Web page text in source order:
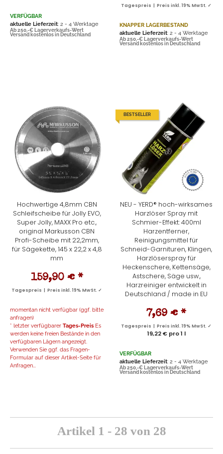
VERFÜGBAR
aktuelle Lieferzeit: 2 - 4 Werktage
Ab 250,-€ Lagerverkaufs-Wert
Versand kostenlos in Deutschland
Tagespreis | Preis inkl. 19% MwSt. ✓
KNAPPER LAGERBESTAND
aktuelle Lieferzeit: 2 - 4 Werktage
Ab 250,-€ Lagerverkaufs-Wert
Versand kostenlos in Deutschland
Hochwertige 4,8mm CBN
Schleifscheibe für Jolly EVO,
Super Jolly, MAXX Pro etc.,
original Markusson CBN
Profi-Scheibe mit 22,2mm,
für Sägekette, 145 x 22,2 x 4,8
mm
159,90 € *
Tagespreis | Preis inkl. 19% MwSt. ✓
momentan nicht verfügbar (ggf. bitte
anfragen)
* letzter verfügbarer Tages-Preis Es
werden keine freien Bestände in den
verfügbaren Lägern angezeigt.
Verwenden Sie ggf. das Fragen-
Formular auf dieser Artikel-Seite für
Anfragen...
BESTSELLER
NEU - YERD® hoch-wirksames
Harzlöser Spray mit
Schmier-Effekt: 400ml
Harzentferner,
Reinigungsmittel für
Schneid-Garnituren, Klingen,
Harzlöserspray für
Heckenschere, Kettensäge,
Astschere, Säge usw.,
Harzreiniger entwickelt in
Deutschland / made in EU
7,69 € *
Tagespreis | Preis inkl. 19% MwSt. ✓
19,22 € pro 1 l
VERFÜGBAR
aktuelle Lieferzeit: 2 - 4 Werktage
Ab 250,-€ Lagerverkaufs-Wert
Versand kostenlos in Deutschland
Artikel 1 - 28 von 28